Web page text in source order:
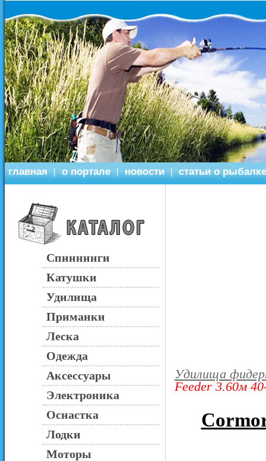
главная | о портале | новости | статьи о рыбалке
Спиннинги
Катушки
Удилища
Приманки
Леска
Одежда
Аксессуары
Электроника
Оснастка
Лодки
Моторы
Удилища
Feeder 3.60м